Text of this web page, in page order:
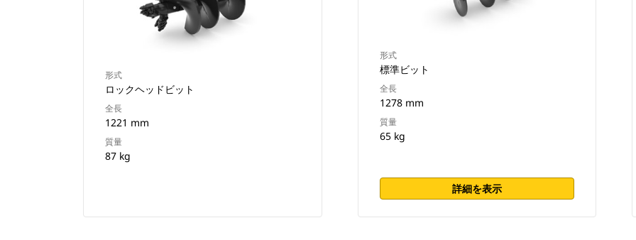
形式
ロックヘッドビット
全長
1221 mm
質量
87 kg
形式
標準ビット
全長
1278 mm
質量
65 kg
詳細を表示